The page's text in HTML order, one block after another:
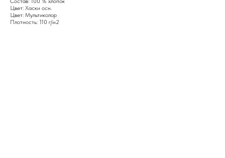
Цвет: Хаски осн.
Цвет: Мультиколор
Плотность: 110 г/м2